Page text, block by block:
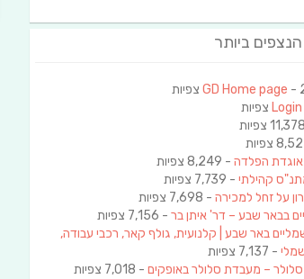
ביותר
GD Home page
Login
הפלדה - 8,249 צפיות
קהילתי - 7,739 צפיות
על זחל למכירה - 7,698 צפיות
בבאר שבע – דר' איתן בר - 7,156 צפיות
באר שבע | קלנועית, גולף קאר, רכבי עבודה,
- 7,137 צפיות
סלולר – מעבדת סלולר באופקים - 7,018 צפיות